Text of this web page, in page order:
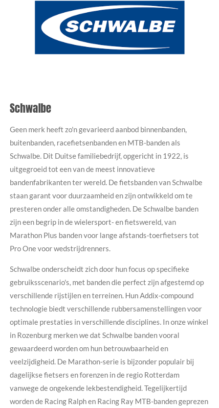
Schwalbe
Geen merk heeft zo'n gevarieerd aanbod binnenbanden,
buitenbanden, racefietsenbanden en MTB-banden als
Schwalbe. Dit Duitse familiebedrijf, opgericht in 1922, is
uitgegroeid tot een van de meest innovatieve
bandenfabrikanten ter wereld. De fietsbanden van Schwalbe
staan garant voor duurzaamheid en zijn ontwikkeld om te
presteren onder alle omstandigheden. De Schwalbe banden
zijn een begrip in de wielersport- en fietswereld, van
Marathon Plus banden voor lange afstands-toerfietsers tot
Pro One voor wedstrijdrenners.
Schwalbe onderscheidt zich door hun focus op specifieke
gebruiksscenario's, met banden die perfect zijn afgestemd op
verschillende rijstijlen en terreinen. Hun Addix-compound
technologie biedt verschillende rubbersamenstellingen voor
optimale prestaties in verschillende disciplines. In onze winkel
in Rozenburg merken we dat Schwalbe banden vooral
gewaardeerd worden om hun betrouwbaarheid en
veelzijdigheid. De Marathon-serie is bijzonder populair bij
dagelijkse fietsers en forenzen in de regio Rotterdam
vanwege de ongekende lekbestendigheid. Tegelijkertijd
worden de Racing Ralph en Racing Ray MTB-banden geprezen